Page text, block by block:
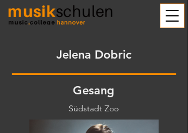
Jelena Dobric
Gesang
Südstadt Zoo